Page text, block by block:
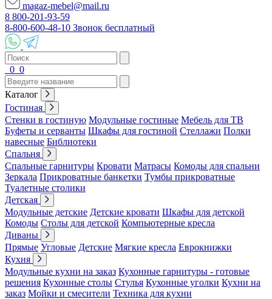
magaz-mebel@mail.ru
8 800-201-93-59
8-800-600-48-10 Звонок бесплатный
0 0
Каталог
Гостиная
Стенки в гостиную Модульные гостиные Мебель для ТВ
Буфеты и серванты Шкафы для гостиной Стеллажи Полки
навесные Библиотеки
Спальня
Спальные гарнитуры Кровати Матрасы Комоды для спальни
Зеркала Прикроватные банкетки Тумбы прикроватные
Туалетные столики
Детская
Модульные детские Детские кровати Шкафы для детской
Комоды Столы для детской Компьютерные кресла
Диваны
Прямые Угловые Детские Мягкие кресла Еврокнижки
Кухня
Модульные кухни на заказ Кухонные гарнитуры - готовые
решения Кухонные столы Стулья Кухонные уголки Кухни на
заказ Мойки и смесители Техника для кухни